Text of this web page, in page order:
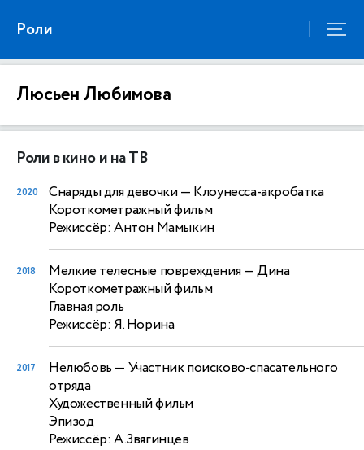
Роли
Люсьен Любимова
Роли в кино и на ТВ
2020 Снаряды для девочки— Клоунесса-акробатка
Короткометражный фильм
Режиссёр: Антон Мамыкин
2018 Мелкие телесные повреждения— Дина
Короткометражный фильм
Главная роль
Режиссёр: Я. Норина
2017 Нелюбовь — Участник поисково-спасательного
отряда
Художественный фильм
Эпизод
Режиссёр: А.Звягинцев